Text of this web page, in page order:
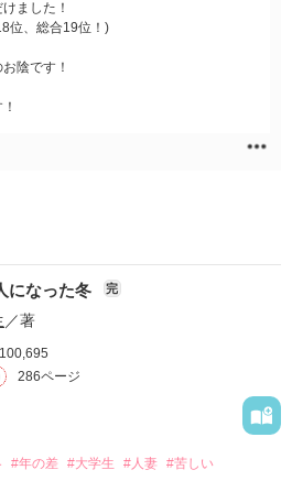
ました！
位、総合19位！)
陰です！
になった冬 完
／著
286ページ
#年の差 #大学生 #人妻 #苦しい